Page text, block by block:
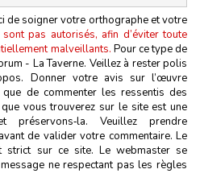
de soigner votre orthographe et votre
pas autorisés, afin d’éviter toute
malveillants. Pour ce type de
- La Taverne. Veillez à rester polis
Donner votre avis sur l’œuvre
de commenter les ressentis des
vous trouverez sur le site est une
préservons‑la. Veuillez prendre
de valider votre commentaire. Le
strict sur ce site. Le webmaster se
ne respectant pas les règles